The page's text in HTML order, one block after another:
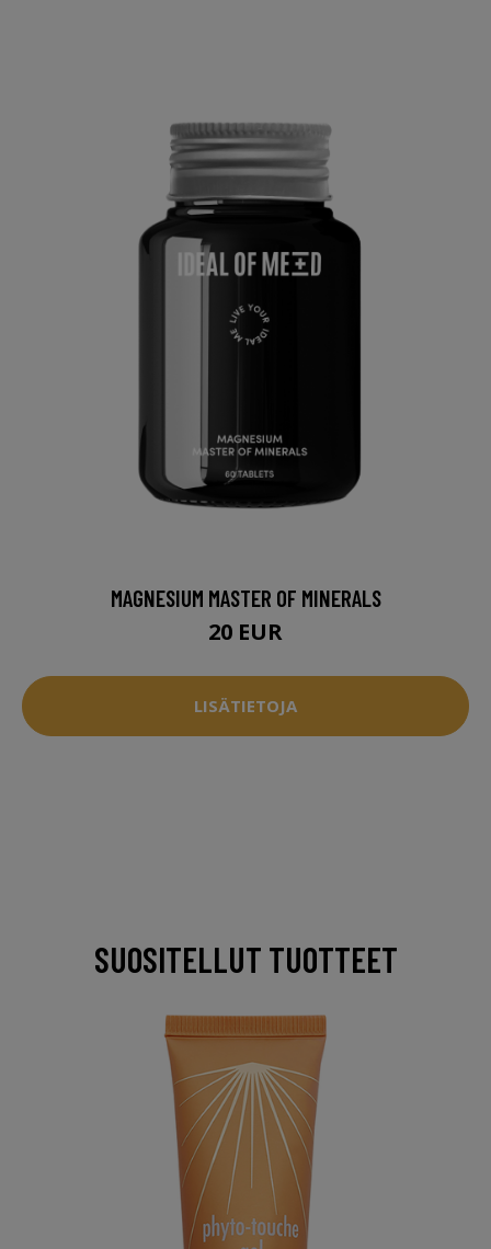
MAGNESIUM MASTER OF MINERALS
20 EUR
LISÄTIETOJA
SUOSITELLUT TUOTTEET